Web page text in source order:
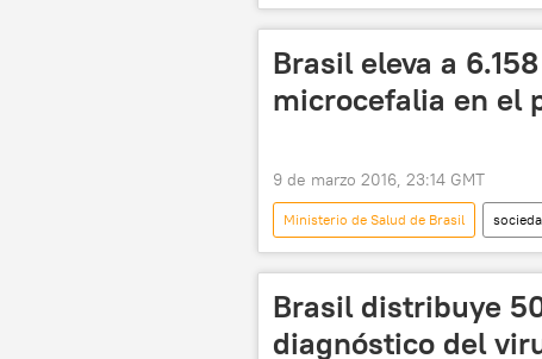
Brasil
gripe H1N1
Brasil eleva a
microcefalia en el
9 de marzo 2016, 23:14 GMT
Ministerio de Salud de Brasil
Organización Mundial de Salud (OMS)
Brasil distribuye
diagnóstico del